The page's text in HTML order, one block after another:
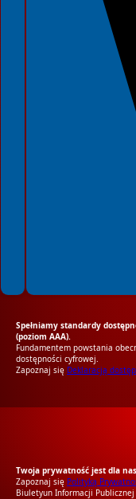
Spełniamy standardy
(poziom AAA).
Fundamentem powstania
dostępności cyfrowej.
Zapoznaj się Deklaracją
Twoja prywatność jest dla
Zapoznaj się Polityką
Biuletyun Informacji Publicznej